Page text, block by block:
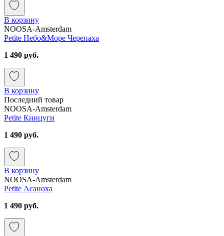
В корзину
NOOSA-Amsterdam
Petite Небо&Море Черепаха
1 490 руб.
В корзину
Последний товар
NOOSA-Amsterdam
Petite Кинцуги
1 490 руб.
В корзину
NOOSA-Amsterdam
Petite Асаноха
1 490 руб.